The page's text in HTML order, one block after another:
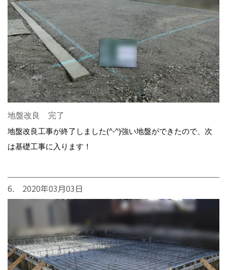
地盤改良 完了
地盤改良工事が終了しました(^-^)強い地盤ができたので、次
は基礎工事に入ります！
6. 2020年03月03日